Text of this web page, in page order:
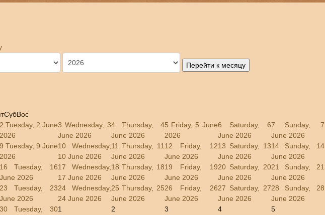
Перейти к месяцу
СубВос
2 Tuesday, 2 June
2026
3 Wednesday, 3
June 2026
4
Thursday, 4
June 2026
5 Friday, 5 June
2026
6
Saturday, 6
June 2026
7
Sunday, 7
June 2026
9 Tuesday, 9 June
2026
10
Wednesday,
10 June 2026
11 Thursday, 11
June 2026
12
Friday, 12
June 2026
13 Saturday, 13
June 2026
14
Sunday, 14
June 2026
16
Tuesday, 16
June 2026
17
Wednesday,
17 June 2026
18 Thursday, 18
June 2026
19
Friday, 19
June 2026
20 Saturday, 20
June 2026
21
Sunday, 21
June 2026
23
Tuesday, 23
June 2026
24
Wednesday,
24 June 2026
25 Thursday, 25
June 2026
26
Friday, 26
June 2026
27 Saturday, 27
June 2026
28
Sunday, 28
June 2026
30
Tuesday, 301 2 3 4 5